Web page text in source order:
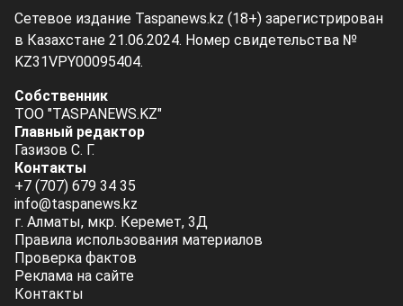
Сетевое издание Taspanews.kz (18+) зарегистрирован
в Казахстане 21.06.2024. Номер свидетельства №
KZ31VPY00095404.
Собственник
ТОО "TASPANEWS.KZ"
Главный редактор
Газизов С. Г.
Контакты
+7 (707) 679 34 35
info@taspanews.kz
г. Алматы, мкр. Керемет, 3Д
Правила использования материалов
Проверка фактов
Реклама на сайте
Контакты